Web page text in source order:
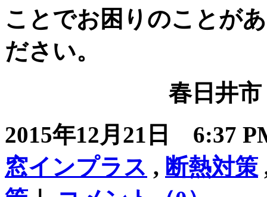
ことでお困りのことが
ださい。
春日井
2015年12月21日 6:37
窓インプラス , 断熱対策